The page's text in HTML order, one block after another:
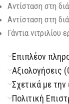
Αντίσταση στη
Αντίσταση στη
Γάντια
Επιπλέον
Αξιολογήσεις
Σχετικά με
Πολιτική